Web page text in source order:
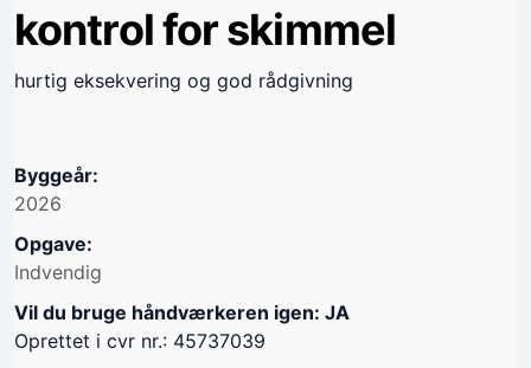
kontrol for skimmel
hurtig eksekvering og god rådgivning
Byggeår:
2026
Opgave:
Indvendig
Vil du bruge håndværkeren igen: JA
Oprettet i cvr nr.: 45737039